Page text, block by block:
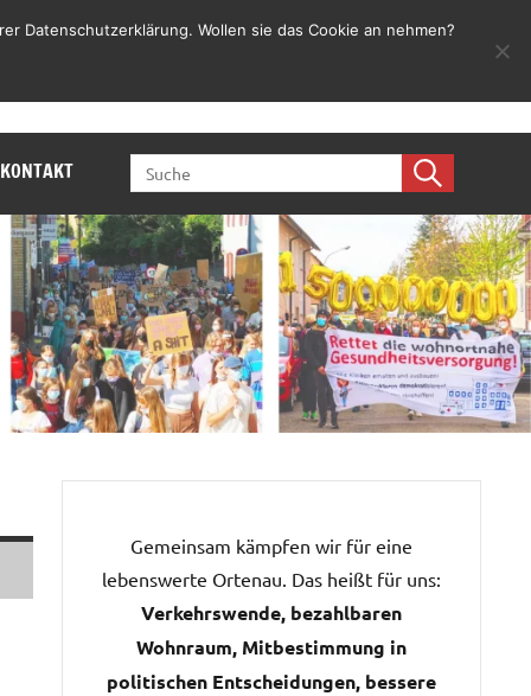
KONTAKT
SEARCH
Gemeinsam kämpfen wir für eine
lebenswerte Ortenau. Das heißt für uns:
Verkehrswende, bezahlbaren
Wohnraum, Mitbestimmung in
politischen Entscheidungen, bessere
Datenschutzerklärung. Wollen sie das Cookie an nehmen?